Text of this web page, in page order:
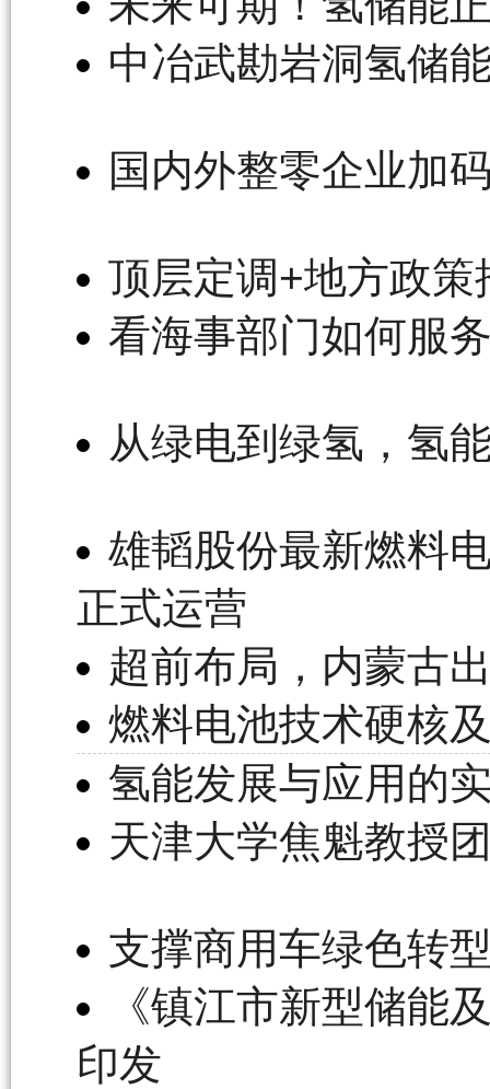
中冶武勘岩洞氢储
国内外整零企业加
顶层定调+地方政
看海事部门如何服
从绿电到绿氢，氢
雄韬股份最新燃料
正式运营
超前布局，内蒙古
燃料电池技术硬核
氢能发展与应用的
天津大学焦魁教授
支撑商用车绿色转
《镇江市新型储能
印发